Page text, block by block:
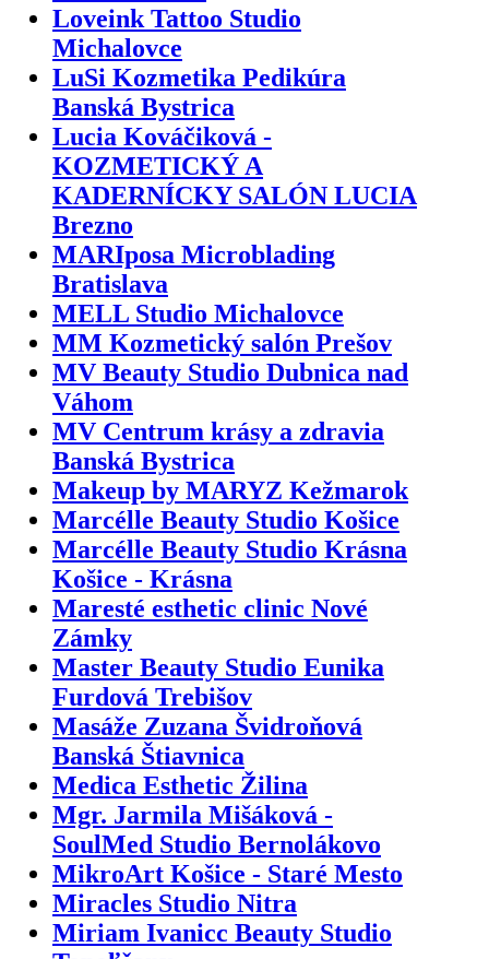
Loveink Tattoo Studio
Michalovce
LuSi Kozmetika Pedikúra
Banská Bystrica
Lucia Kováčiková -
KOZMETICKÝ A
KADERNÍCKY SALÓN LUCIA
Brezno
MARIposa Microblading
Bratislava
MELL Studio Michalovce
MM Kozmetický salón Prešov
MV Beauty Studio Dubnica nad
Váhom
MV Centrum krásy a zdravia
Banská Bystrica
Makeup by MARYZ Kežmarok
Marcélle Beauty Studio Košice
Marcélle Beauty Studio Krásna
Košice - Krásna
Maresté esthetic clinic Nové
Zámky
Master Beauty Studio Eunika
Furdová Trebišov
Masáže Zuzana Švidroňová
Banská Štiavnica
Medica Esthetic Žilina
Mgr. Jarmila Mišáková -
SoulMed Studio Bernolákovo
MikroArt Košice - Staré Mesto
Miracles Studio Nitra
Miriam Ivanicc Beauty Studio